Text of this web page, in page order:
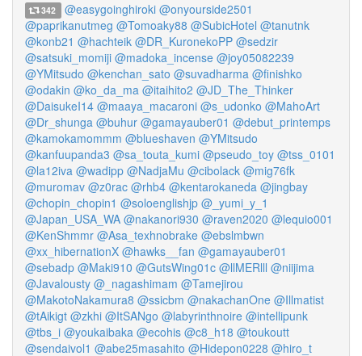
342 @easygoinghiroki @onyourside2501
@paprikanutmeg @Tomoaky88 @SubicHotel @tanutnk
@konb21 @hachteik @DR_KuronekoPP @sedzir
@satsuki_momiji @madoka_incense @joy05082239
@YMitsudo @kenchan_sato @suvadharma @finishko
@odakin @ko_da_ma @itaihito2 @JD_The_Thinker
@DaisukeI14 @maaya_macaroni @s_udonko @MahoArt
@Dr_shunga @buhur @gamayauber01 @debut_printemps
@kamokamommm @blueshaven @YMitsudo
@kanfuupanda3 @sa_touta_kumi @pseudo_toy @tss_0101
@la12iva @wadipp @NadjaMu @cibolack @mig76fk
@muromav @z0rac @rhb4 @kentarokaneda @jingbay
@chopin_chopin1 @soloenglishjp @_yumi_y_1
@Japan_USA_WA @nakanori930 @raven2020 @lequio001
@KenShmmr @Asa_texhnobrake @ebslmbwn
@xx_hibernationX @hawks__fan @gamayauber01
@sebadp @Maki910 @GutsWing01c @llMERlll @niijima
@Javalousty @_nagashimam @Tamejirou
@MakotoNakamura8 @ssicbm @nakachanOne @Illmatist
@tAikigt @zkhi @ItSANgo @labyrinthnoire @intellipunk
@tbs_i @youkaibaka @ecohis @c8_h18 @toukoutt
@sendaivol1 @abe25masahito @Hidepon0228 @hiro_t